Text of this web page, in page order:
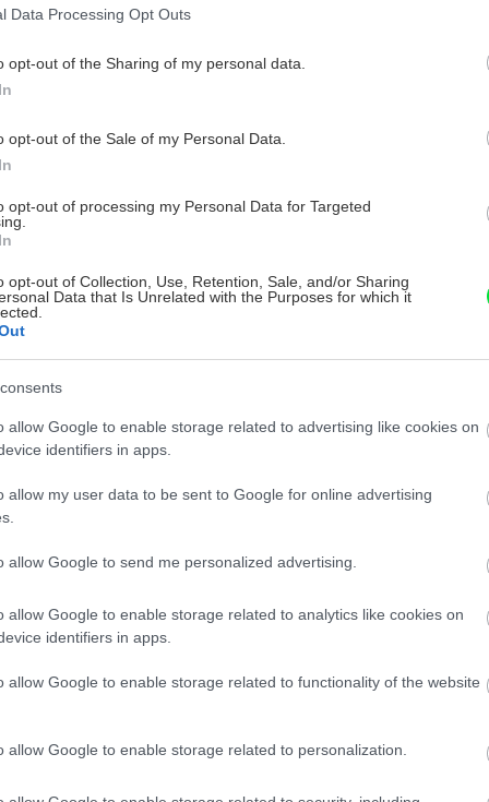
Data Processing Opt Outs
opt-out of the Sharing of my personal data.
opt-out of the Sale of my Personal Data.
opt-out of processing my Personal Data for Targeted
opt-out of Collection, Use, Retention, Sale, and/or Sharing
Data that Is Unrelated with the Purposes for which it
allow Google to enable storage related to advertising like cookies on
identifiers in apps.
allow my user data to be sent to Google for online advertising
allow Google to send me personalized advertising.
allow Google to enable storage related to analytics like cookies on
identifiers in apps.
allow Google to enable storage related to functionality of the website
allow Google to enable storage related to personalization.
dávať pozor na veľa dôležitých vecí.
ako na stavbu záhradnej pivničky
menšieho i rozsiahlejšieho charakteru. Ak si
na svojej stavbe s niečím rady, napíšte nám a
Iste tak pomôžeme viacerým čitateľom.
stratené debnenie
dosky
zníženie tepelných strát musia mať pasívne domy
konštrukciu, ktorá zabezpečí, že dom bude
tepelne izolovaný zo všetkých strán – aj
krokov ako pripraviť stavenisko pred
domu
chodu stavby. Náklady na